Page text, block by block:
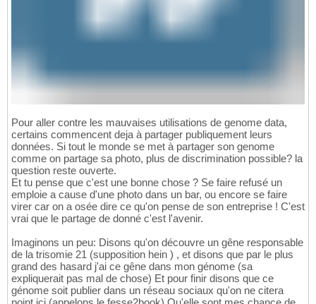
Pour aller contre les mauvaises utilisations de genome data,
certains commencent deja à partager publiquement leurs
données. Si tout le monde se met à partager son genome
comme on partage sa photo, plus de discrimination possible? la
question reste ouverte.
Et tu pense que c'est une bonne chose ? Se faire refusé un
emploie a cause d'une photo dans un bar, ou encore se faire
virer car on a osée dire ce qu'on pense de son entreprise ! C'est
vrai que le partage de donné c'est l'avenir.
Imaginons un peu: Disons qu'on découvre un gêne responsable
de la trisomie 21 (supposition hein ) , et disons que par le plus
grand des hasard j'ai ce gêne dans mon génome (sa
expliquerait pas mal de chose) Et pour finir disons que ce
génome soit publier dans un réseau sociaux qu'on ne citera